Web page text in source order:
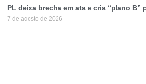
PL deixa brecha em ata e cria “plano B”
7 de agosto de 2026